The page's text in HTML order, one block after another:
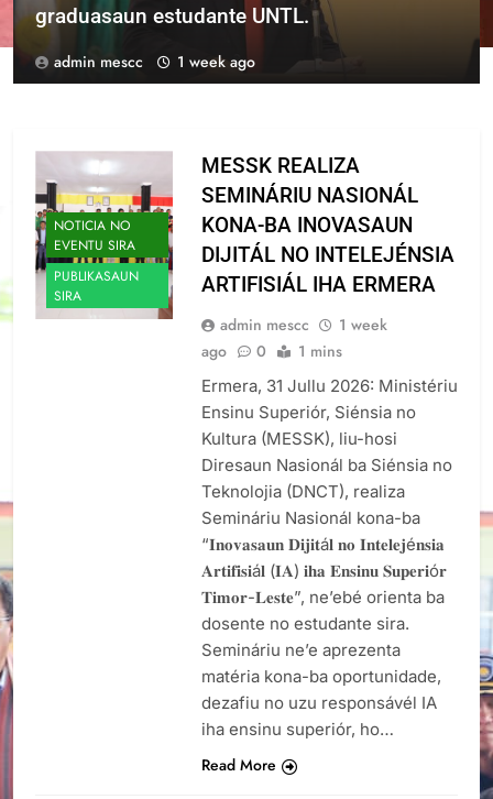
graduasaun estudante UNTL.
admin mescc 1 week ago
NOTICIA NO
EVENTU SIRA
PUBLIKASAUN
SIRA
MESSK REALIZA
SEMINÁRIU NASIONÁL
KONA-BA INOVASAUN
DIJITÁL NO INTELEJÉNSIA
ARTIFISIÁL IHA ERMERA
admin mescc
1 week
ago
0 1 mins
Ermera, 31 Jullu 2026: Ministériu
Ensinu Superiór, Siénsia no
Kultura (MESSK), liu-hosi
Diresaun Nasionál ba Siénsia no
Teknolojia (DNCT), realiza
Semináriu Nasionál kona-ba
“𝐈𝐧𝐨𝐯𝐚𝐬𝐚𝐮𝐧 𝐃𝐢𝐣𝐢𝐭á𝐥 𝐧𝐨 𝐈𝐧𝐭𝐞𝐥𝐞𝐣é𝐧𝐬𝐢𝐚
𝐀𝐫𝐭𝐢𝐟𝐢𝐬𝐢á𝐥 (𝐈𝐀) 𝐢𝐡𝐚 𝐄𝐧𝐬𝐢𝐧𝐮 𝐒𝐮𝐩𝐞𝐫𝐢ó𝐫
𝐓𝐢𝐦𝐨𝐫-𝐋𝐞𝐬𝐭𝐞”, ne’ebé orienta ba
dosente no estudante sira.
Semináriu ne’e aprezenta
matéria kona-ba oportunidade,
dezafiu no uzu responsávél IA
iha ensinu superiór, ho…
Read More